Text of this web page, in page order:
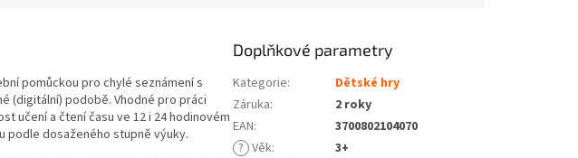
pomůckou pro chylé seznámení s
(digitální) podobě. Vhodné pro práci
učení a čtení času ve 12 i 24 hodinovém
podle dosaženého stupně výuky.
Doplňkové parametry
Kategorie:
Dětské hry
Záruka:
2 roky
EAN:
3700802104070
? Věk:
3+